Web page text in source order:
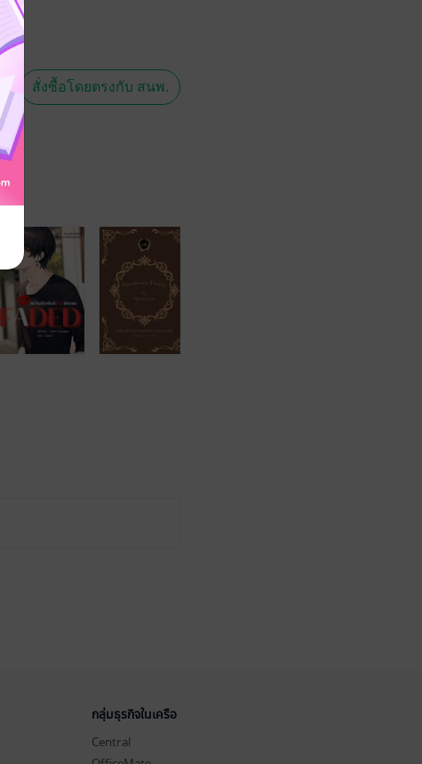
สั่งซื้อโดยตรงกับ สนพ.
กลุ่มธุรกิจในเครือ
Central